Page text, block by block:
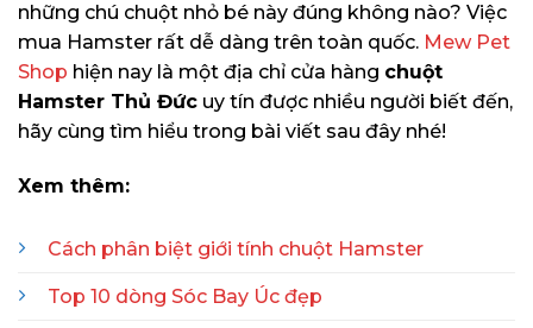
những chú chuột nhỏ bé này đúng không nào? Việc
mua Hamster rất dễ dàng trên toàn quốc. Mew Pet
Shop hiện nay là một địa chỉ cửa hàng chuột
Hamster Thủ Đức uy tín được nhiều người biết đến,
hãy cùng tìm hiểu trong bài viết sau đây nhé!
Xem thêm:
Cách phân biệt giới tính chuột Hamster
Top 10 dòng Sóc Bay Úc đẹp